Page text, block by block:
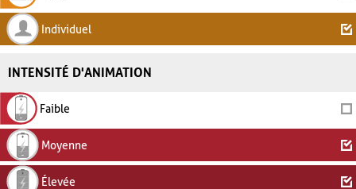
Individuel
INTENSITÉ D'ANIMATION
Faible
Moyenne
Élevée